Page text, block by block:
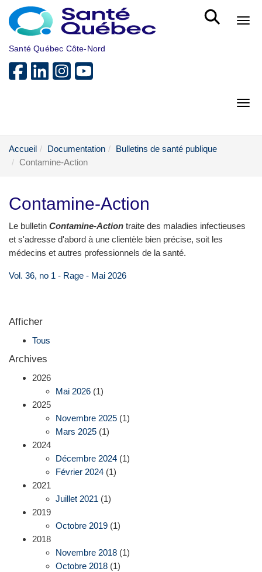
Aller au menu principal
Santé Québec Côte-Nord
Accueil Documentation
Bulletins de santé publique
Contamine-Action
Contamine-Action
Le bulletin Contamine-Action traite des maladies infectieuses
et s'adresse d'abord à une clientèle bien précise, soit les
médecins et autres professionnels de la santé.
Vol. 36, no 1 - Rage - Mai 2026
Afficher
Tous
Archives
2026
Mai 2026 (1)
2025
Novembre 2025 (1)
Mars 2025 (1)
2024
Décembre 2024 (1)
Février 2024 (1)
2021
Juillet 2021 (1)
2019
Octobre 2019 (1)
2018
Novembre 2018 (1)
Octobre 2018 (1)